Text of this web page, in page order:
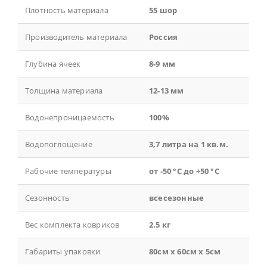
Плотность материала 55 шор
Производитель материала Россия
Глубина ячеек 8-9 мм
Толщина материала 12-13 мм
Водонепроницаемость 100%
Водопоглощение 3,7 литра на 1 кв.м.
Рабочие температуры от -50 °С до +50 °С
Сезонность всесезонные
Вес комплекта ковриков 2.5 кг
Габариты упаковки 80см x 60см x 5см